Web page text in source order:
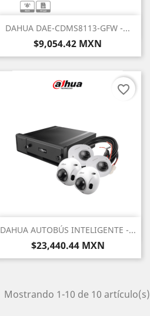
DAHUA DAE-CDMS8113-GFW -...
Precio
$9,054.42 MXN
Vista rápida
DAHUA AUTOBÚS INTELIGENTE -...
Precio
$23,440.44 MXN
Vista rápida
favorite_border
Mostrando 1-10 de 10 artículo(s)